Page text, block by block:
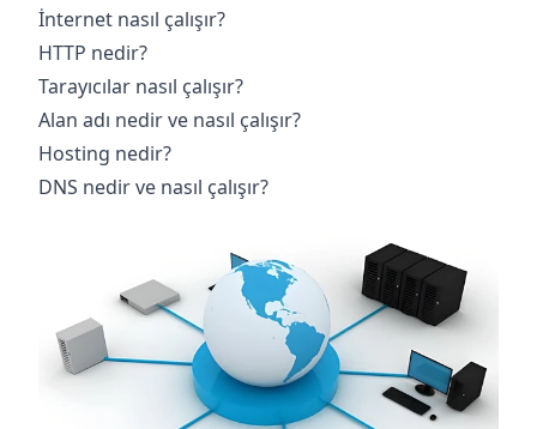
İnternet nasıl çalışır?
HTTP nedir?
Tarayıcılar nasıl çalışır?
Alan adı nedir ve nasıl çalışır?
Hosting nedir?
DNS nedir ve nasıl çalışır?